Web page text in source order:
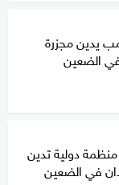
يدين مجزرة
الضعين
جريمة حرب؟.. 60 منظمة دولية تدين
في الضعين